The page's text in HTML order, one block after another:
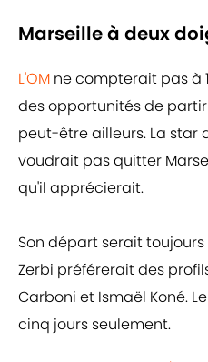
Marseille à deux
L'OM ne compterait pas à
des opportunités de partir
peut-être ailleurs. La star
voudrait pas quitter
qu'il apprécierait.
Son départ serait
Zerbi préférerait des
Carboni et Ismaël Koné. Le
cinq jours seulement.